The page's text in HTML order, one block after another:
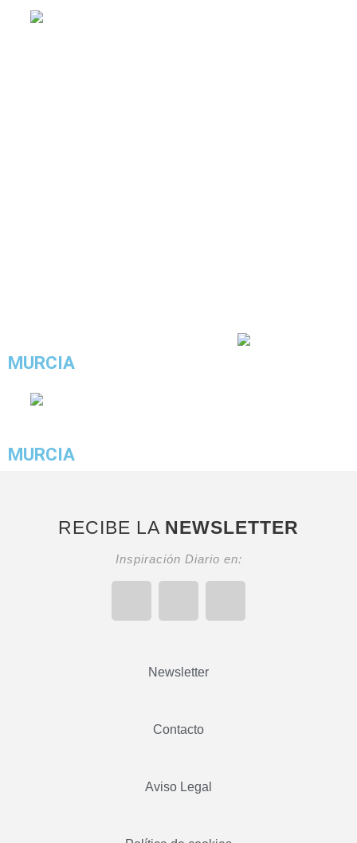
MURCIA
MURCIA
RECIBE LA NEWSLETTER
Inspiración Diario en:
Newsletter
Contacto
Aviso Legal